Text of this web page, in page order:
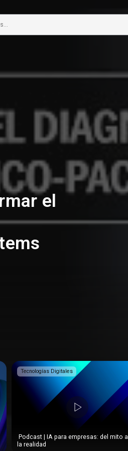
el
Tecnologías Digitales
️ Podcast | IA para empresas: del mito a
la realidad